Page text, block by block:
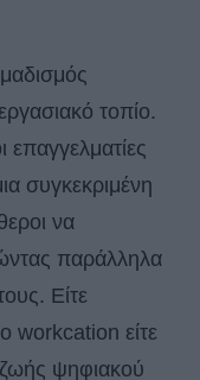
τοπίο.
επαγγελματίες
συγκεκριμένη
να
παράλληλα
Είτε
workcation είτε
ψηφιακού